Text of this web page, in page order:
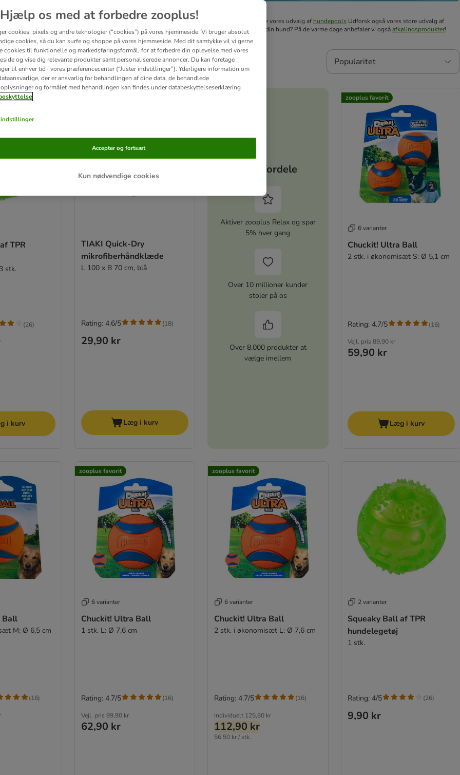
hit på de varme sommerdage, hvor din hund kan afkøle og lege i timevis i det kølige bassin. Se vores udvalg af hundepools Udforsk også vores store udvalg af
Hvad medsvømmelegetøjfor sjov & spas i poolen? Eller hvad medhåndklædertil tørring af din hund? På de varme dage anbefaler vi ogsåafkølingsprodukter!
Popularitet
been changed
TPR
stk.
(26)
i kurv
TIAKI Quick-Dry
mikrofiberhåndklæde
L 100 x B 70 cm, blå
29,90 kr
Rating: 4.6/5 (18)
Læg i kurv
Dine fordele
Aktiver zooplus Relax og spar
5% hver gang
Over 10 millioner kunder
stoler på os
Over 8.000 produkter at
vælge imellem
zooplus favorit
6 varianter
Chuckit! Ultra Ball
2 stk. i økonomisæt S: Ø 5,1 cm
Vejl. pris 89,90 kr
59,90 kr
Rating: 4.7/5 (16)
Læg i kurv
Ball
M: Ø 6,5 cm
(16)
zooplus favorit
6 varianter
Chuckit! Ultra Ball
1 stk. L: Ø 7,6 cm
Vejl. pris 99,90 kr
62,90 kr
Rating: 4.7/5 (16)
zooplus favorit
6 varianter
Chuckit! Ultra Ball
2 stk. i økonomisæt L: Ø 7,6 cm
Individuelt 125,80 kr
112,90 kr
56,50 kr / stk.
Rating: 4.7/5 (16)
2 varianter
Squeaky Ball af TPR
hundelegetøj
1 stk.
9,90 kr
Rating: 4/5 (26)
Hjælp os med at forbedre zooplus!
cookies, pixels og andre teknologier (“cookies”) på vores hjemmeside. Vi bruger absolut
cookies, så du kan surfe og shoppe på vores hjemmeside. Med dit samtykke vil vi gerne
cookies til funktionelle og markedsføringsformål, for at forbedre din oplevelse med vores
og vise dig relevante produkter samt personaliserede annoncer. Du kan foretage
til enhver tid i vores præferencecenter (“Juster indstillinger”). Yderligere information om
der er ansvarlig for behandlingen af ​​dine data, de behandlede
og formålet med behandlingen kan findes under databeskyttelseserklæring
Kun nødvendige cookies
Accepter og fortsæt